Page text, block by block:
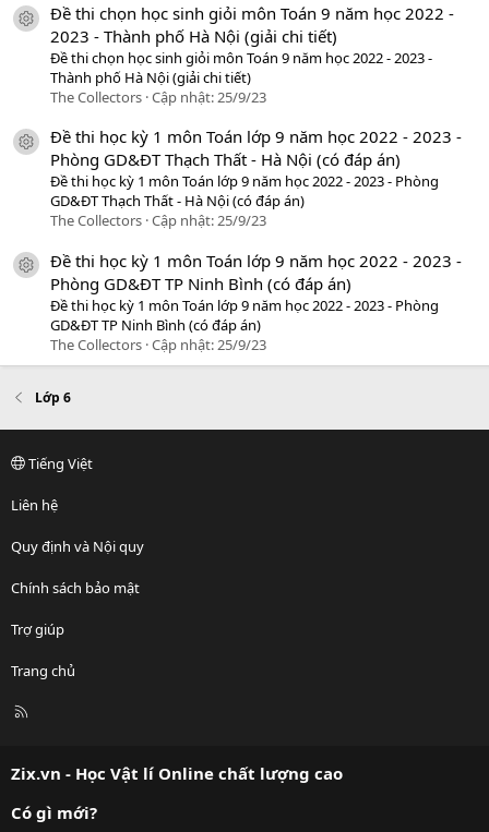
icon tài liệu
Đề thi chọn học sinh giỏi môn Toán 9 năm học 2022 -
2023 - Thành phố Hà Nội (giải chi tiết)
Đề thi chọn học sinh giỏi môn Toán 9 năm học 2022 - 2023 -
Thành phố Hà Nội (giải chi tiết)
The Collectors Cập nhật:25/9/23
icon tài liệu
Đề thi học kỳ 1 môn Toán lớp 9 năm học 2022 - 2023 -
Phòng GD&ĐT Thạch Thất - Hà Nội (có đáp án)
Đề thi học kỳ 1 môn Toán lớp 9 năm học 2022 - 2023 - Phòng
GD&ĐT Thạch Thất - Hà Nội (có đáp án)
The Collectors Cập nhật:25/9/23
icon tài liệu
Đề thi học kỳ 1 môn Toán lớp 9 năm học 2022 - 2023 -
Phòng GD&ĐT TP Ninh Bình (có đáp án)
Đề thi học kỳ 1 môn Toán lớp 9 năm học 2022 - 2023 - Phòng
GD&ĐT TP Ninh Bình (có đáp án)
The Collectors Cập nhật: 25/9/23
Lớp 6
Tiếng Việt
Liên hệ
Quy định và Nội quy
Chính sách bảo mật
Trợ giúp
Trang chủ
R
Zix.vn - Học Vật lí Online chất lượng cao
Có gì mới?